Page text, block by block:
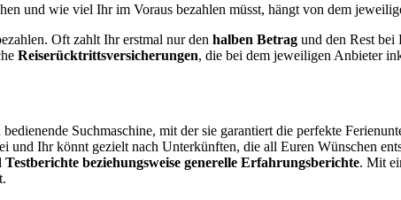
und wie viel Ihr im Voraus bezahlen müsst, hängt von dem
Oft zahlt Ihr erstmal nur den halben Betrag und den Rest
Reiserücktrittsversicherungen, die bei dem jeweiligen Anbieter
bedienende Suchmaschine, mit der sie garantiert die perfekte
und Ihr könnt gezielt nach Unterkünften, die all Euren Wünschen
beziehungsweise generelle Erfahrungsberichte. Mit